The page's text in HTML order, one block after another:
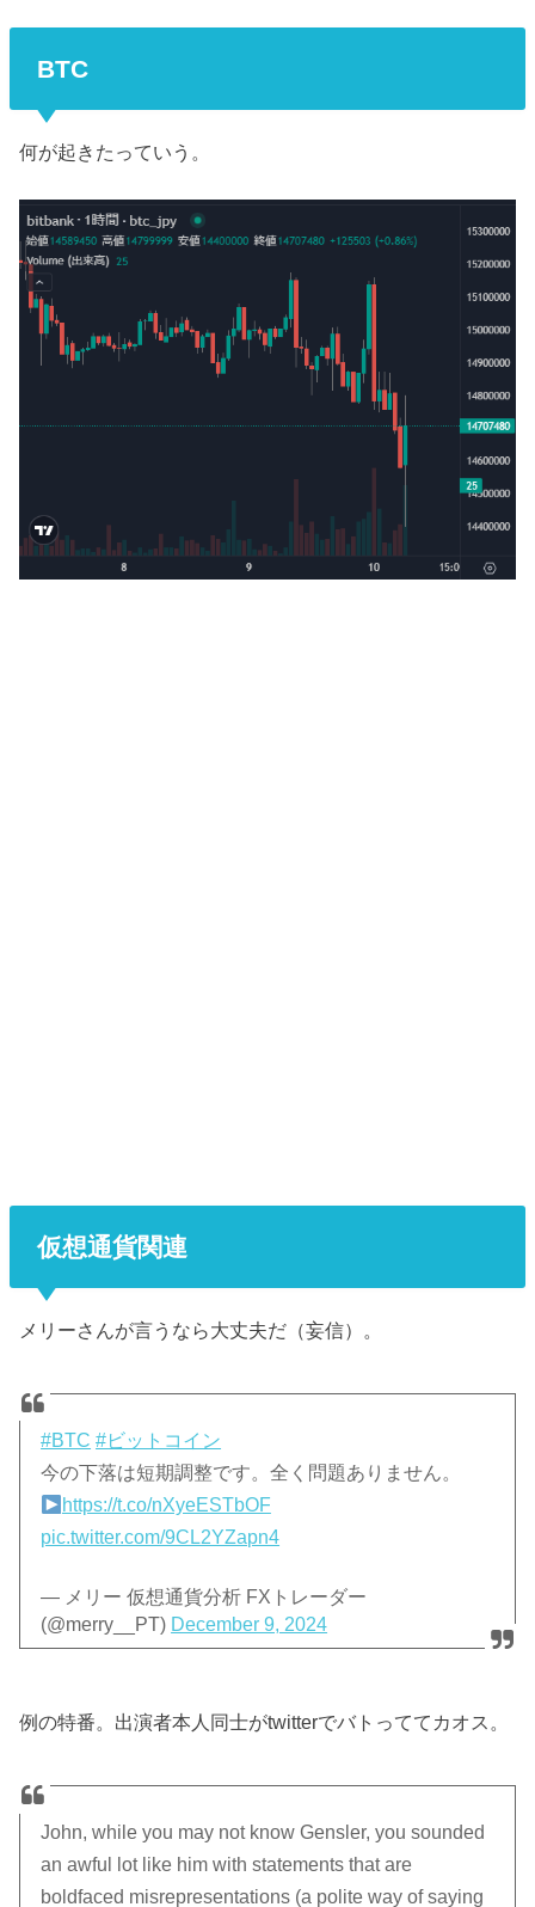
BTC
何が起きたっていう。
仮想通貨関連
メリーさんが言うなら大丈夫だ（妄信）。
#BTC #ビットコイン
今の下落は短期調整です。全く問題ありません。
https://t.co/nXyeESTbOF
pic.twitter.com/9CL2YZapn4
— メリー 仮想通貨分析 FXトレーダー
(@merry__PT) December 9, 2024
例の特番。出演者本人同士がtwitterでバトっててカオス。
John, while you may not know Gensler, you sounded
an awful lot like him with statements that are
boldfaced misrepresentations (a polite way of saying